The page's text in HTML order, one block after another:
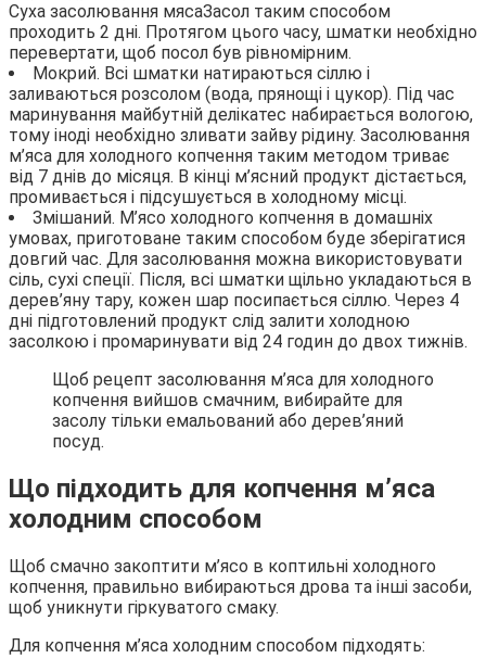
Суха засолювання мясаЗасол таким способом
проходить 2 дні. Протягом цього часу, шматки необхідно
перевертати, щоб посол був рівномірним.
Мокрий. Всі шматки натираються сіллю і
заливаються розсолом (вода, прянощі і цукор). Під час
маринування майбутній делікатес набирається вологою,
тому іноді необхідно зливати зайву рідину. Засолювання
м’яса для холодного копчення таким методом триває
від 7 днів до місяця. В кінці м’ясний продукт дістається,
промивається і підсушується в холодному місці.
Змішаний. М’ясо холодного копчення в домашніх
умовах, приготоване таким способом буде зберігатися
довгий час. Для засолювання можна використовувати
сіль, сухі спеції. Після, всі шматки щільно укладаються в
дерев’яну тару, кожен шар посипається сіллю. Через 4
дні підготовлений продукт слід залити холодною
засолкою і промаринувати від 24 годин до двох тижнів.
Щоб рецепт засолювання м’яса для холодного
копчення вийшов смачним, вибирайте для
засолу тільки емальований або дерев’яний
посуд.
Що підходить для копчення м’яса
холодним способом
Щоб смачно закоптити м’ясо в коптильні холодного
копчення, правильно вибираються дрова та інші засоби,
щоб уникнути гіркуватого смаку.
Для копчення м’яса холодним способом підходять: